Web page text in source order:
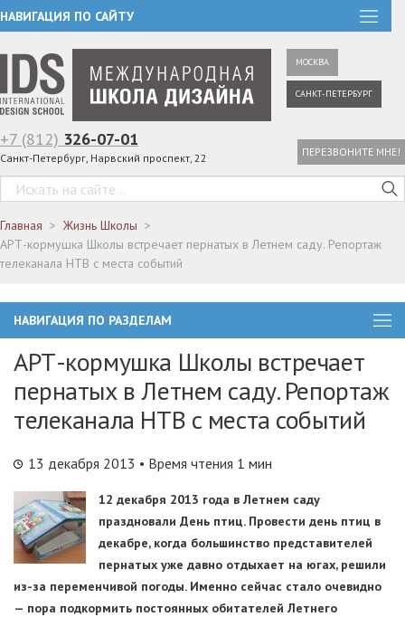
НАВИГАЦИЯ ПО САЙТУ
МОСКВА
САНКТ-ПЕТЕРБУРГ
+7 (812) 326-07-01
Санкт-Петербург, Нарвский проспект, 22 ПЕРЕЗВОНИТЕ МНЕ!
Главная
Жизнь Школы
АРТ-кормушка Школы встречает пернатых в Летнем саду. Репортаж
телеканала НТВ с места событий
НАВИГАЦИЯ ПО РАЗДЕЛАМ
АРТ-кормушка Школы встречает
пернатых в Летнем саду. Репортаж
телеканала НТВ с места событий
13 декабря 2013 • Время чтения 1 мин
12 декабря 2013 года в Летнем саду
праздновали День птиц. Провести день птиц в
декабре, когда большинство представителей
пернатых уже давно отдыхает на югах, решили
из-за переменчивой погоды. Именно сейчас стало очевидно
— пора подкормить постоянных обитателей Летнего